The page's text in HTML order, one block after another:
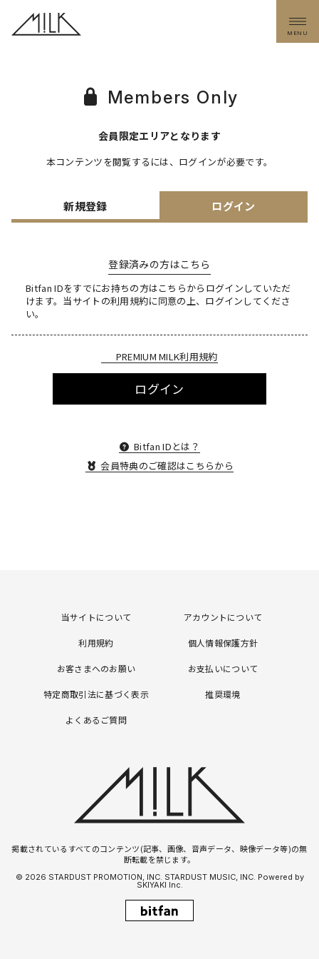
MENU
Members Only
会員限定エリアとなります
本コンテンツを閲覧するには、ログインが必要です。
新規登録 ログイン
登録済みの方はこちら
Bitfan IDをすでにお持ちの方はこちらからログインしていただ
けます。 当サイトの利用規約に同意の上、ログインしてくださ
い。
PREMIUM MILK利用規約
ログイン
Bitfan IDとは？
会員特典のご確認はこちらから
当サイトについて アカウントについて
利用規約 個人情報保護方針
お客さまへのお願い お支払いについて
特定商取引法に基づく表示 推奨環境
よくあるご質問
掲載されているすべてのコンテンツ(記事、画像、音声データ、映像データ等)の無
断転載を禁じます。
© 2026 STARDUST PROMOTION, INC. STARDUST MUSIC, INC. Powered by
SKIYAKI Inc.